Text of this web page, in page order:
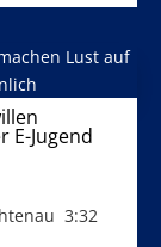
E-Jugend
3:32